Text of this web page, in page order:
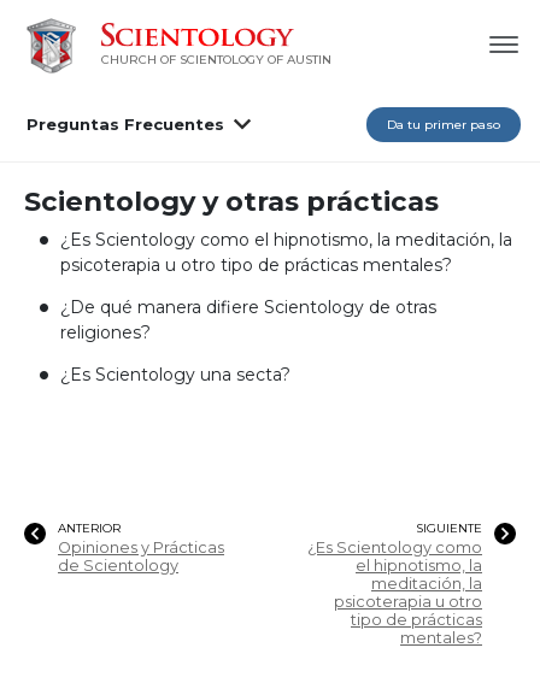
CHURCH OF SCIENTOLOGY OF AUSTIN
Preguntas Frecuentes Da tu primer paso
Scientology y otras prácticas
¿Es Scientology como el hipnotismo, la meditación, la
psicoterapia u otro tipo de prácticas mentales?
¿De qué manera difiere Scientology de otras
religiones?
¿Es Scientology una secta?
ANTERIOR
Opiniones y Prácticas
de Scientology
SIGUIENTE
¿Es Scientology como
el hipnotismo, la
meditación, la
psicoterapia u otro
tipo de prácticas
mentales?